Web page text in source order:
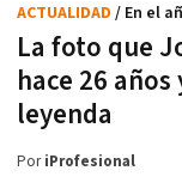
La foto que
hace 26
leyenda
ACTUALIDAD / En el
PoriProfesional